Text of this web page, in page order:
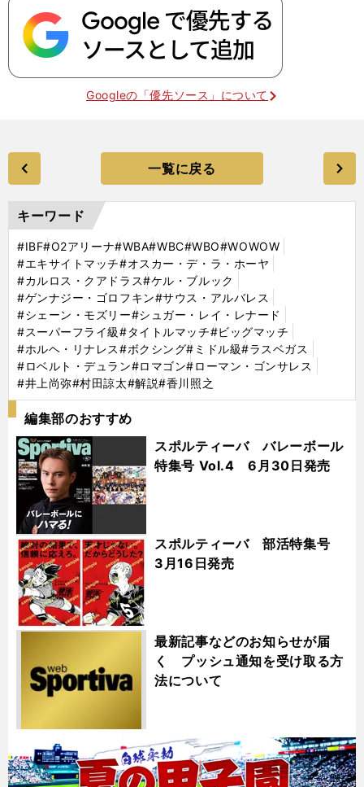
Googleの「優先ソース」について
一覧に戻る
キーワード
#IBF#O2アリーナ#WBA#WBC#WBO#WOWOW
#エキサイトマッチ#オスカー・デ・ラ・ホーヤ
#カルロス・クアドラス#ケル・ブルック
#ゲンナジー・ゴロフキン#サウス・アルバレス
#シェーン・モズリー#シュガー・レイ・レナード
#スーパーフライ級#タイトルマッチ#ビッグマッチ
#ホルヘ・リナレス#ボクシング#ミドル級#ラスベガス
#ロベルト・デュラン#ロマゴン#ローマン・ゴンサレス
#井上尚弥#村田諒太#解説#香川照之
編集部のおすすめ
スポルティーバ バレーボール
特集号 Vol.4 6月30日発売
スポルティーバ 部活特集号
3月16日発売
最新記事などのお知らせが届
く プッシュ通知を受け取る方
法について